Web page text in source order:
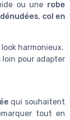
ou une robe
, col en
harmonieux.
loin pour adapter
qui souhaitent
tout en